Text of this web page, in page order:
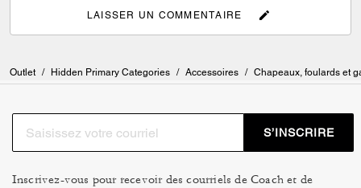
LAISSER UN COMMENTAIRE
Outlet / Hidden Primary Categories / Accessoires / Chapeaux, foulards et
S’INSCRIRE
Inscrivez-vous pour recevoir des courriels de Coach et de